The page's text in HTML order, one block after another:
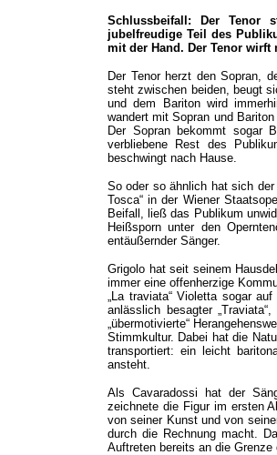
Schlussbeifall: Der Tenor
jubelfreudige Teil des
mit der Hand. Der Tenor
Der Tenor herzt den Sopran,
steht zwischen beiden, beugt
und dem Bariton wird
wandert mit Sopran und
Der Sopran bekommt sogar
verbliebene Rest des
beschwingt nach Hause.
So oder so ähnlich hat sich
Tosca“ in der Wiener
Beifall, ließ das Publikum
Heißsporn unter den
entäußernder Sänger.
Grigolo hat seit seinem
immer eine offenherzige
„La traviata“ Violetta sogar
anlässlich besagter
„übermotivierte“
Stimmkultur. Dabei hat die
transportiert: ein leicht
ansteht.
Als Cavaradossi hat der
zeichnete die Figur im ersten
von seiner Kunst und von
durch die Rechnung macht.
Auftreten bereits an die Grenze